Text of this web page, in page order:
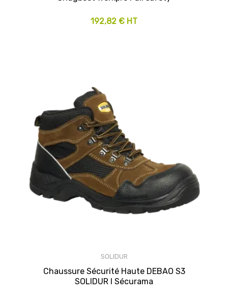
192,82 € HT
SOLIDUR
Chaussure Sécurité Haute DEBAO S3
SOLIDUR I Sécurama